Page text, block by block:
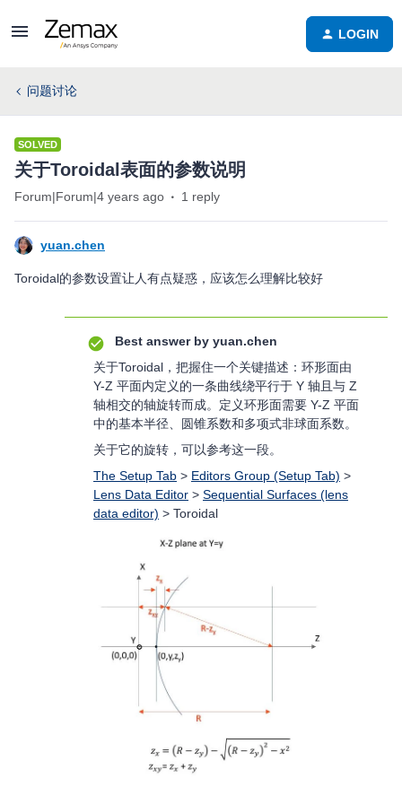
LOGIN
问题讨论
SOLVED
关于Toroidal表面的参数说明
Forum|Forum|4 years ago 1 reply
yuan.chen
Toroidal的参数设置让人有点疑惑，应该怎么理解比较好
Best answer by yuan.chen
关于Toroidal，把握住一个关键描述：环形面由
Y-Z 平面内定义的一条曲线绕平行于 Y 轴且与 Z
轴相交的轴旋转而成。定义环形面需要 Y-Z 平面
中的基本半径、圆锥系数和多项式非球面系数。
关于它的旋转，可以参考这一段。
The Setup Tab > Editors Group (Setup Tab) >
Lens Data Editor > Sequential Surfaces (lens
data editor) > Toroidal